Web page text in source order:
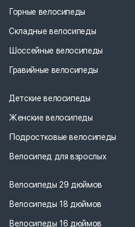
Горные велосипеды
Складные велосипеды
Шоссейные велосипеды
Гравийные велосипеды
Детские велосипеды
Женские велосипеды
Подростковые велосипеды
Велосипед для взрослых
Велосипеды 29 дюймов
Велосипеды 18 дюймов
Велосипеды 16 дюймов